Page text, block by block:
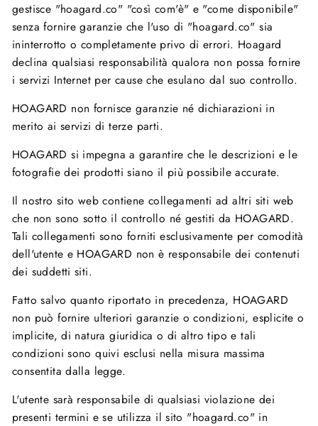
gestisce "hoagard.co" "così com'è" e "come disponibile"
senza fornire garanzie che l'uso di "hoagard.co" sia
ininterrotto o completamente privo di errori. Hoagard
declina qualsiasi responsabilità qualora non possa fornire
i servizi Internet per cause che esulano dal suo controllo.
HOAGARD non fornisce garanzie né dichiarazioni in
merito ai servizi di terze parti.
HOAGARD si impegna a garantire che le descrizioni e le
fotografie dei prodotti siano il più possibile accurate.
Il nostro sito web contiene collegamenti ad altri siti web
che non sono sotto il controllo né gestiti da HOAGARD.
Tali collegamenti sono forniti esclusivamente per comodità
dell'utente e HOAGARD non è responsabile dei contenuti
dei suddetti siti.
Fatto salvo quanto riportato in precedenza, HOAGARD
non può fornire ulteriori garanzie o condizioni, esplicite o
implicite, di natura giuridica o di altro tipo e tali
condizioni sono quivi esclusi nella misura massima
consentita dalla legge.
L'utente sarà responsabile di qualsiasi violazione dei
presenti termini e se utilizza il sito "hoagard.co" in